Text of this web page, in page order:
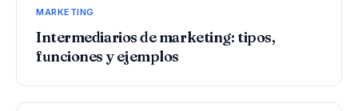
MARKETING
Intermediarios de marketing: tipos,
funciones y ejemplos